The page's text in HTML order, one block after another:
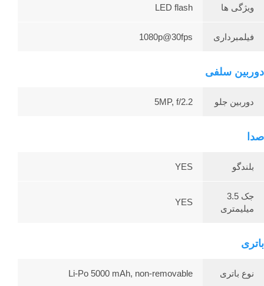
ویژگی ها LED flash
فیلمبرداری 1080p@30fps
دوربین سلفی
دوربین جلو 5MP, f/2.2
صدا
بلندگو YES
جک 3.5
میلیمتری
YES
باتری
نوع باتری Li-Po 5000 mAh, non-removable